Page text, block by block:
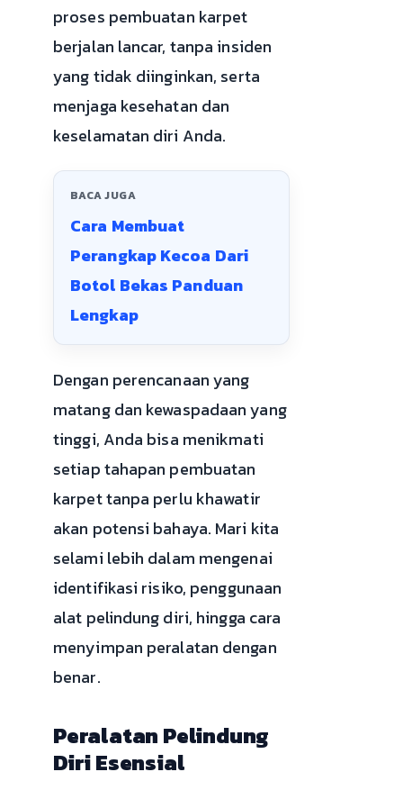
proses pembuatan karpet
berjalan lancar, tanpa insiden
yang tidak diinginkan, serta
menjaga kesehatan dan
keselamatan diri Anda.
BACA JUGA
Cara Membuat
Perangkap Kecoa Dari
Botol Bekas Panduan
Lengkap
Dengan perencanaan yang
matang dan kewaspadaan yang
tinggi, Anda bisa menikmati
setiap tahapan pembuatan
karpet tanpa perlu khawatir
akan potensi bahaya. Mari kita
selami lebih dalam mengenai
identifikasi risiko, penggunaan
alat pelindung diri, hingga cara
menyimpan peralatan dengan
benar.
Peralatan Pelindung
Diri Esensial